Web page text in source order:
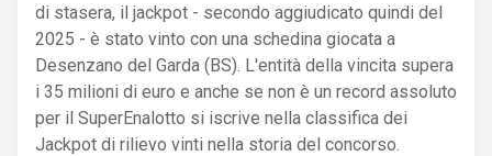
di stasera, il jackpot - secondo aggiudicato quindi del
2025 - è stato vinto con una schedina giocata a
Desenzano del Garda (BS). L'entità della vincita supera
i 35 milioni di euro e anche se non è un record assoluto
per il SuperEnalotto si iscrive nella classifica dei
Jackpot di rilievo vinti nella storia del concorso.